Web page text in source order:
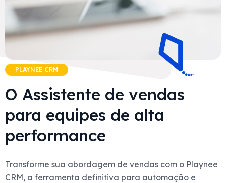
PLAYNEE CRM
O Assistente de vendas
para equipes de alta
performance
Transforme sua abordagem de vendas com o Playnee
CRM, a ferramenta definitiva para automação e